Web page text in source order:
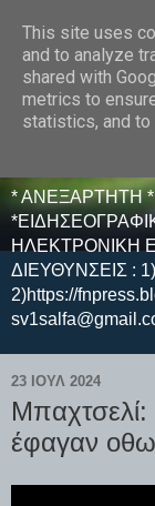
E F E
* ΑΝΕΞΑΡΤΗΤΗ
ΗΛΕΚΤΡΟΝΙΚΗ
ΔΙΕΥΘΥΝΣΕΙΣ :
2)https://
23 ΙΟΥΛ 2024
Μπαχτσελί:
έφαγαν
This site uses
and to analyze
shared with
metrics to
statistics, and to